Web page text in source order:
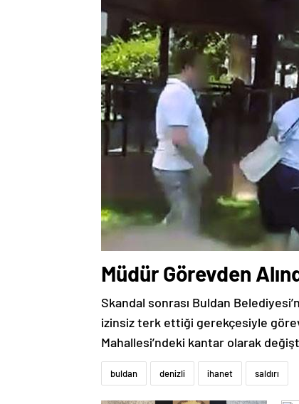
Müdür Görevden
Skandal sonrası Buldan
izinsiz terk ettiği gerekçesiyle
Mahallesi’ndeki kantar olarak
buldan denizli ihanet saldırı